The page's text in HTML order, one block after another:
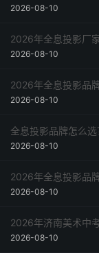
2026-08-10
2026年全息投影厂
2026-08-10
2026年全息投影品
2026-08-10
全息投影品牌怎么
2026-08-10
2026年全息投影品
2026-08-10
2026年济南美术中
2026-08-10